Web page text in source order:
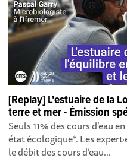
[Replay] L'estuaire de la
terre et mer - Émission
Seuls 11% des cours d’eau
état écologique*. Les
le débit des cours d’eau...